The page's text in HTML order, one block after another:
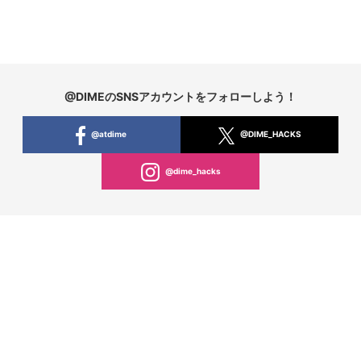
@DIMEのSNSアカウントをフォローしよう！
@atdime @DIME_HACKS
@dime_hacks